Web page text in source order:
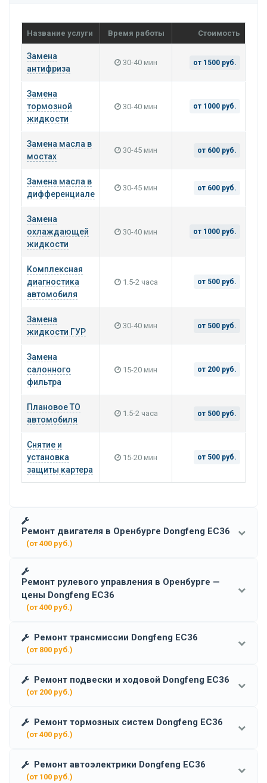
Название услуги Время работы Стоимость
Замена
антифриза
30-40 мин от 1500 руб.
Замена
тормозной
жидкости
30-40 мин от 1000 руб.
Замена масла в
мостах
30-45 мин от 600 руб.
Замена масла в
дифференциале
30-45 мин от 600 руб.
Замена
охлаждающей
жидкости
30-40 мин от 1000 руб.
Комплексная
диагностика
автомобиля
1.5-2 часа от 500 руб.
Замена
жидкости ГУР
30-40 мин от 500 руб.
Замена
салонного
фильтра
15-20 мин от 200 руб.
Плановое ТО
автомобиля
1.5-2 часа от 500 руб.
Снятие и
установка
защиты картера
15-20 мин от 500 руб.
Ремонт двигателя в Оренбурге Dongfeng EC36
(от 400 руб.)
Ремонт рулевого управления в Оренбурге —
цены Dongfeng EC36
(от 400 руб.)
Ремонт трансмиссии Dongfeng EC36
(от 800 руб.)
Ремонт подвески и ходовой Dongfeng EC36
(от 200 руб.)
Ремонт тормозных систем Dongfeng EC36
(от 400 руб.)
Ремонт автоэлектрики Dongfeng EC36
(от 100 руб.)